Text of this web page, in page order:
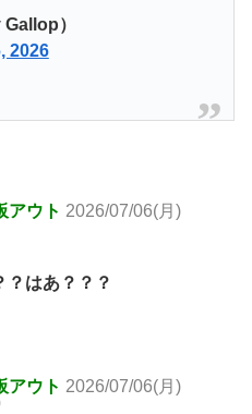
）
2026
アウト 2026/07/06(月)
？はあ？？？
アウト 2026/07/06(月)